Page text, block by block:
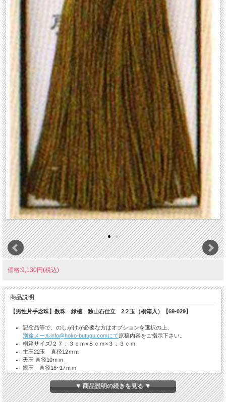
価格:9,130円(税込)
商品説明
【男性片手念珠】数珠 緑檀 独山石仕立 2２玉（桐箱入）【69-029】
記念品等で、のしがけが必要な方はオプションを選択の上、
別途メールinfo@hoko-butugu.comにて原稿内容をご指示下さい。
桐箱サイズ/２７．３ｃｍ×８ｃｍ×３．３ｃｍ
主玉22玉 直径12ｍｍ
天玉 直径10ｍｍ
親玉 直径16~17ｍｍ
親珠文字入、天珠の別材質仕様、紐の色などのご要望もお見積りいたし
ます。
▼ 商品説明の続きを見る ▼